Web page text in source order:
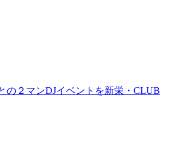
の２マンDJイベントを新栄・CLUB